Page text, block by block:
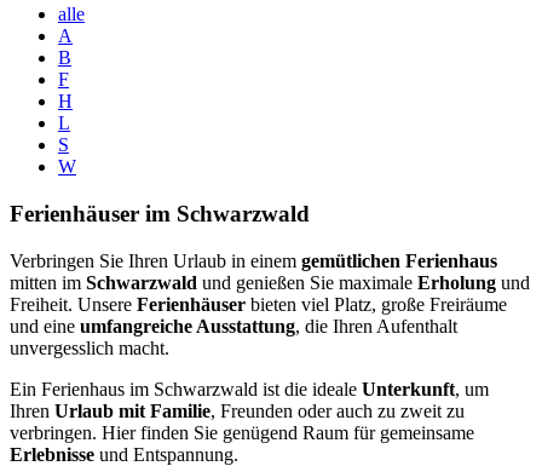
alle
A
B
F
H
L
S
W
Ferienhäuser im Schwarzwald
Verbringen Sie Ihren Urlaub in einem gemütlichen Ferienhaus
mitten im Schwarzwald und genießen Sie maximale Erholung und
Freiheit. Unsere Ferienhäuser bieten viel Platz, große Freiräume
und eine umfangreiche Ausstattung, die Ihren Aufenthalt
unvergesslich macht.
Ein Ferienhaus im Schwarzwald ist die ideale Unterkunft, um
Ihren Urlaub mit Familie, Freunden oder auch zu zweit zu
verbringen. Hier finden Sie genügend Raum für gemeinsame
Erlebnisse und Entspannung.